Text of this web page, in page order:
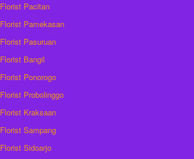
Florist Pacitan
Florist Pamekasan
Florist Pasuruan
Florist Bangil
Florist Ponorogo
Florist Probolinggo
Florist Kraksaan
Florist Sampang
Florist Sidoarjo